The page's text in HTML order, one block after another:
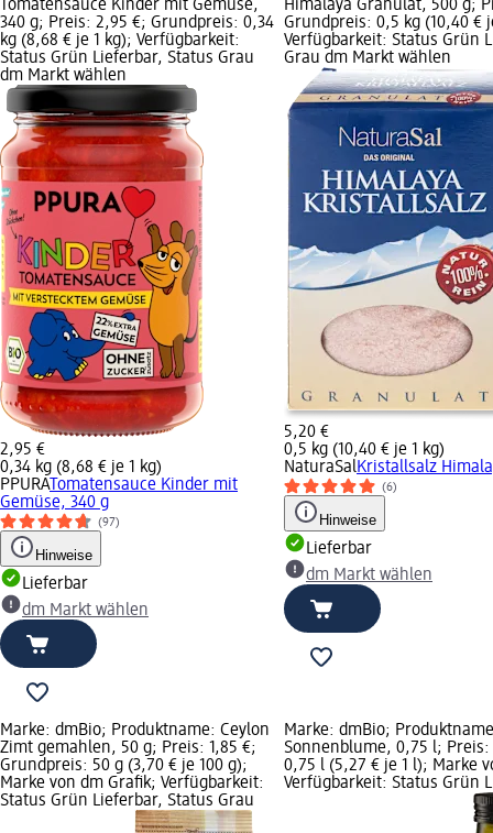
Tomatensauce Kinder mit Gemüse,
340 g; Preis: 2,95 €; Grundpreis: 0,34
kg (8,68 € je 1 kg); Verfügbarkeit:
Status Grün Lieferbar, Status Grau
dm Markt wählen
2,95 €
0,34 kg (8,68 € je 1 kg)
PPURATomatensauce Kinder mit
Gemüse, 340 g
(97)
Hinweise
Lieferbar
dm Markt wählen
Himalaya Granulat, 500 g;
Grundpreis: 0,5 kg (10,40 €
Verfügbarkeit: Status Grün
Grau dm Markt wählen
5,20 €
0,5 kg (10,40 € je 1 kg)
NaturaSalKristallsalz
(6)
Hinweise
Lieferbar
dm Markt wählen
Marke: dmBio; Produktname: Ceylon
Zimt gemahlen, 50 g; Preis: 1,85 €;
Grundpreis: 50 g (3,70 € je 100 g);
Marke von dm Grafik; Verfügbarkeit:
Status Grün Lieferbar, Status Grau
Marke: dmBio;
Sonnenblume, 0,75 l;
0,75 l (5,27 € je 1 l); Marke
Verfügbarkeit: Status Grün